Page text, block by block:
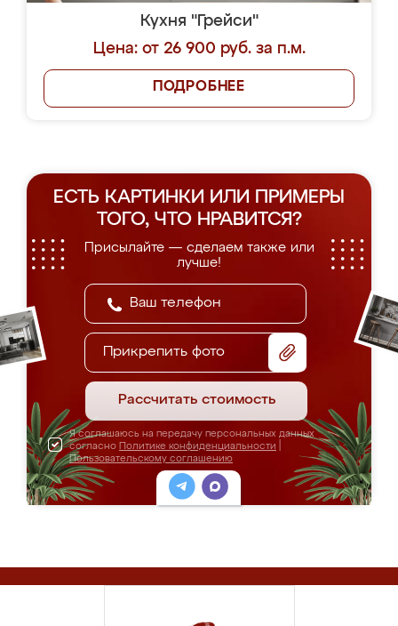
Кухня "Грейси"
Цена: от 26 900 руб. за п.м.
ПОДРОБНЕЕ
ЕСТЬ КАРТИНКИ ИЛИ ПРИМЕРЫ
ТОГО, ЧТО НРАВИТСЯ?
Присылайте — сделаем также или
лучше!
Прикрепить фото
Рассчитать стоимость
Я соглашаюсь на передачу персональных данных
согласно Политике конфиденциальности
Пользовательскому соглашению